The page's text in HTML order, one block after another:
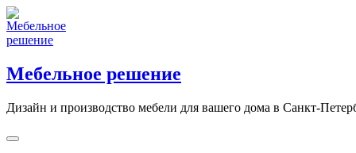
Skip
to
content
Мебельное решение
Дизайн и производство мебели для вашего дома в Санкт-